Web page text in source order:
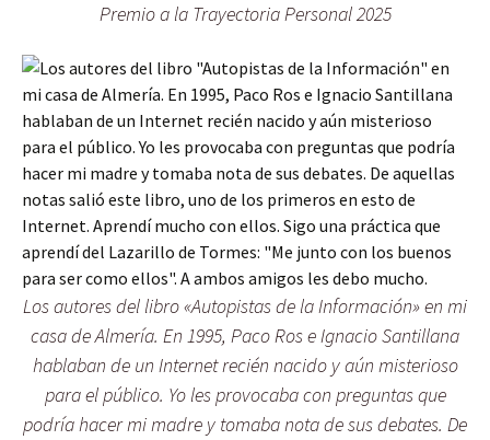
Premio a la Trayectoria Personal 2025
Los autores del libro «Autopistas de la Información» en mi
casa de Almería. En 1995, Paco Ros e Ignacio Santillana
hablaban de un Internet recién nacido y aún misterioso
para el público. Yo les provocaba con preguntas que
podría hacer mi madre y tomaba nota de sus debates. De